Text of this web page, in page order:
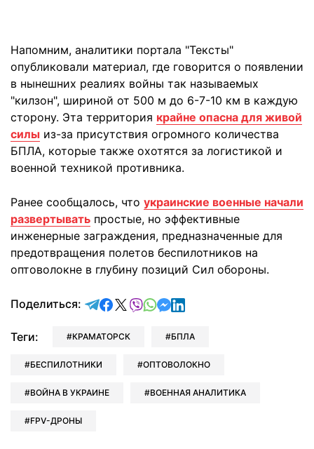
Напомним, аналитики портала "Тексты"
опубликовали материал, где говорится о появлении
в нынешних реалиях войны так называемых
"килзон", шириной от 500 м до 6-7-10 км в каждую
сторону. Эта территория крайне опасна для живой
силы из-за присутствия огромного количества
БПЛА, которые также охотятся за логистикой и
военной техникой противника.
Ранее сообщалось, что украинские военные начали
развертывать простые, но эффективные
инженерные заграждения, предназначенные для
предотвращения полетов беспилотников на
оптоволокне в глубину позиций Сил обороны.
Поделиться: отправить в Telegram
поделиться в Facebook
поделиться в X
отправить в Viber
отправить в Whatsapp
отправить в Messenger
отправить в LinkedIn
Теги: КРАМАТОРСК БПЛА
БЕСПИЛОТНИКИ ОПТОВОЛОКНО
ВОЙНА В УКРАИНЕ ВОЕННАЯ АНАЛИТИКА
FPV-ДРОНЫ